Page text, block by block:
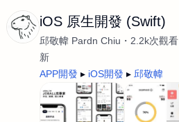
iOS 原生開發 (Swift)
邱敬幃 Pardn Chiu 2.2k次觀看
新
APP開發
iOS開發 邱敬幃